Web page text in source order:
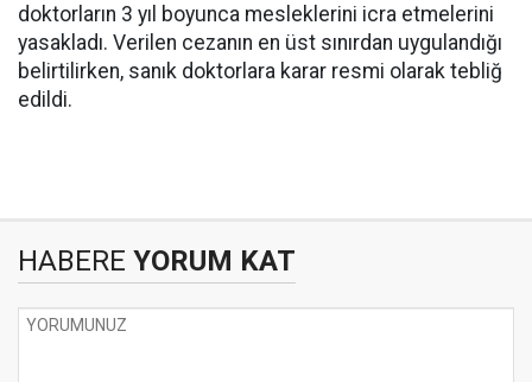
doktorların 3 yıl boyunca mesleklerini icra etmelerini
yasakladı. Verilen cezanın en üst sınırdan uygulandığı
belirtilirken, sanık doktorlara karar resmi olarak tebliğ
edildi.
HABERE YORUM KAT